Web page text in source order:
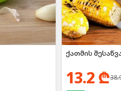
ქათმის
13.2₾